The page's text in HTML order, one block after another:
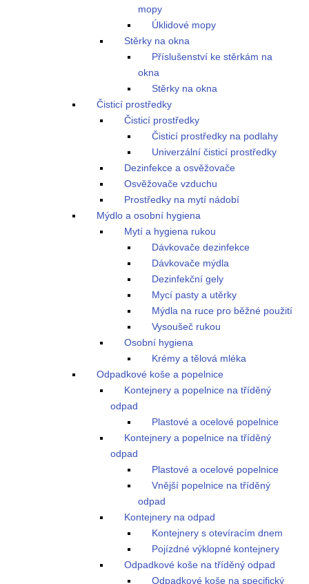
mopy
Úklidové mopy
Stěrky na okna
Příslušenství ke stěrkám na
okna
Stěrky na okna
Čisticí prostředky
Čisticí prostředky
Čisticí prostředky na podlahy
Univerzální čisticí prostředky
Dezinfekce a osvěžovače
Osvěžovače vzduchu
Prostředky na mytí nádobí
Mýdlo a osobní hygiena
Mytí a hygiena rukou
Dávkovače dezinfekce
Dávkovače mýdla
Dezinfekční gely
Mycí pasty a utěrky
Mýdla na ruce pro běžné použití
Vysoušeč rukou
Osobní hygiena
Krémy a tělová mléka
Odpadkové koše a popelnice
Kontejnery a popelnice na tříděný
odpad
Plastové a ocelové popelnice
Kontejnery a popelnice na tříděný
odpad
Plastové a ocelové popelnice
Vnější popelnice na tříděný
odpad
Kontejnery na odpad
Kontejnery s otevíracím dnem
Pojízdné výklopné kontejnery
Odpadkové koše na tříděný odpad
Odpadkové koše na specifický